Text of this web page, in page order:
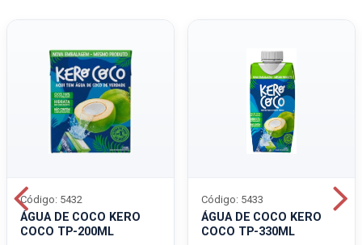
ÁGUA DE COCO KERO
COCO TP-200ML
Código: 5432
ÁGUA DE COCO KERO
COCO TP-330ML
Código: 5433